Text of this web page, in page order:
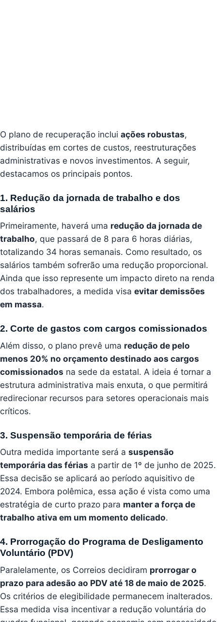
O plano de recuperação inclui ações robustas,
distribuídas em cortes de custos, reestruturações
administrativas e novos investimentos. A seguir,
destacamos os principais pontos.
1. Redução da jornada de trabalho e dos
salários
Primeiramente, haverá uma redução da jornada de
trabalho, que passará de 8 para 6 horas diárias,
totalizando 34 horas semanais. Como resultado, os
salários também sofrerão uma redução proporcional.
Ainda que isso represente um impacto direto na renda
dos trabalhadores, a medida visa evitar demissões
em massa.
2. Corte de gastos com cargos comissionados
Além disso, o plano prevê uma redução de pelo
menos 20% no orçamento destinado aos cargos
comissionados na sede da estatal. A ideia é tornar a
estrutura administrativa mais enxuta, o que permitirá
redirecionar recursos para setores operacionais mais
críticos.
3. Suspensão temporária de férias
Outra medida importante será a suspensão
temporária das férias a partir de 1º de junho de 2025.
Essa decisão se aplicará ao período aquisitivo de
2024. Embora polêmica, essa ação é vista como uma
estratégia de curto prazo para manter a força de
trabalho ativa em um momento delicado.
4. Prorrogação do Programa de Desligamento
Voluntário (PDV)
Paralelamente, os Correios decidiram prorrogar o
prazo para adesão ao PDV até 18 de maio de 2025.
Os critérios de elegibilidade permanecem inalterados.
Essa medida visa incentivar a redução voluntária do